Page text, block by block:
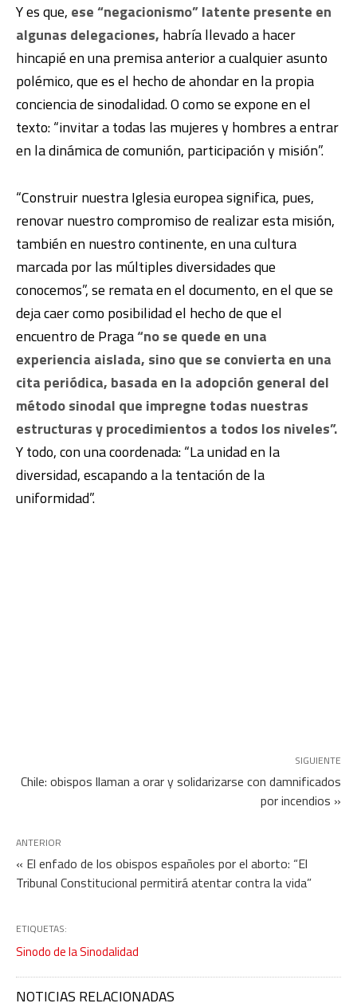
Y es que, ese “negacionismo” latente presente en
algunas delegaciones, habría llevado a hacer
hincapié en una premisa anterior a cualquier asunto
polémico, que es el hecho de ahondar en la propia
conciencia de sinodalidad. O como se expone en el
texto: “invitar a todas las mujeres y hombres a entrar
en la dinámica de comunión, participación y misión”.
“Construir nuestra Iglesia europea significa, pues,
renovar nuestro compromiso de realizar esta misión,
también en nuestro continente, en una cultura
marcada por las múltiples diversidades que
conocemos”, se remata en el documento, en el que se
deja caer como posibilidad el hecho de que el
encuentro de Praga“no se quede en una
experiencia aislada, sino que se convierta en una
cita periódica, basada en la adopción general del
método sinodal que impregne todas nuestras
estructuras y procedimientos a todos los niveles”.
Y todo, con una coordenada: “La unidad en la
diversidad, escapando a la tentación de la
uniformidad”.
SIGUIENTE
Chile: obispos llaman a orar y solidarizarse con damnificados
por incendios »
ANTERIOR
« El enfado de los obispos españoles por el aborto: “El
Tribunal Constitucional permitirá atentar contra la vida”
ETIQUETAS:
Sinodo de la Sinodalidad
NOTICIAS RELACIONADAS